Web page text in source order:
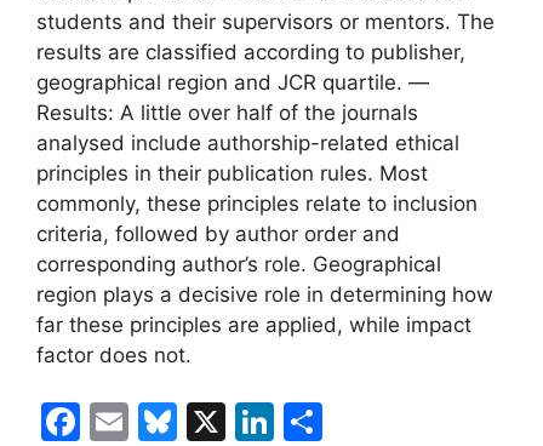
students and their supervisors or mentors. The
results are classified according to publisher,
geographical region and JCR quartile. —
Results: A little over half of the journals
analysed include authorship-related ethical
principles in their publication rules. Most
commonly, these principles relate to inclusion
criteria, followed by author order and
corresponding author’s role. Geographical
region plays a decisive role in determining how
far these principles are applied, while impact
factor does not.
F
E
Bl X
Li